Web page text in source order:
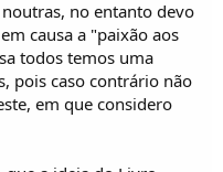
no entanto devo
causa a "paixão aos
todos temos uma
pois caso contrário não
em que considero